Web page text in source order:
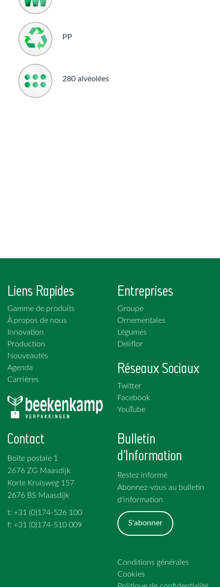
PP
280 alvéolées
Liens Rapides
Gamme de produits
À propos de nous
Innovation
Production
Nouveautés
Agenda
Carrières
Entreprises
Groupe
Ornementales
Légumes
Deliflor
Réseaux Sociaux
Twitter
Facebook
YouTube
Contact
Boîte postale 1
2676 ZG Maasdijk
Korte Kruisweg 157
2676 BS Maasdijk
t: +31 (0)174-526 100
f: +31 (0)174-510 009
Bulletin
d'Information
Restez informé
Abonnez-vous au bulletin
d'information
S'abonner
Conditions générales
Cookies